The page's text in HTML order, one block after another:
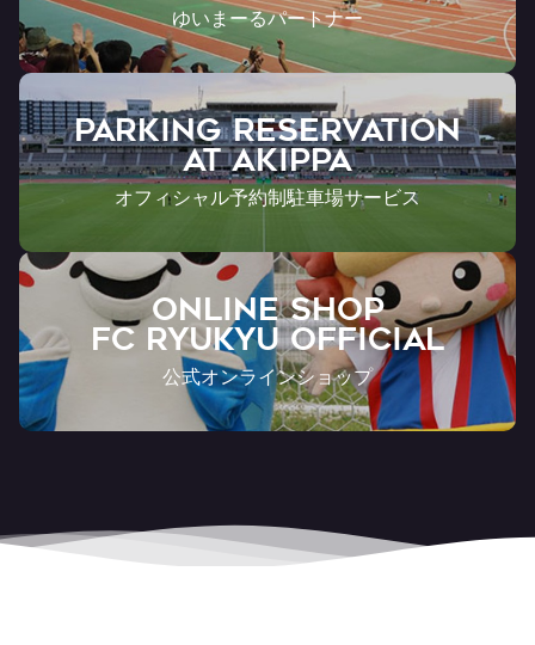
ゆいまーるパートナー
PARKING RESERVATION
AT Akippa
オフィシャル予約制駐車場サービス
ONLINE SHOP
FC RYUKYU OFFICIAL
公式オンラインショップ